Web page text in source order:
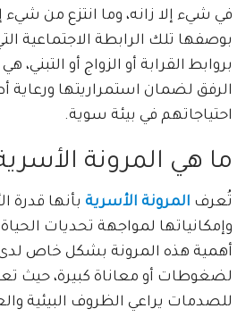
في شيء إلا زانه، وما انتزع من شيء
بوصفها تلك الرابطة الاجتماعية
بروابط القرابة أو الزواج أو التبني،
الرفق لضمان استمراريتها ورعاية
احتياجاتهم في بيئة سوية.
ما هي المرونة
تُعرف المرونة الأسرية بأنها قدرة
وإمكانياتها لمواجهة تحديات
أهمية هذه المرونة بشكل خاص
لضغوطات أو معاناة كبيرة، حيث
للصدمات يراعي الظروف البيئية